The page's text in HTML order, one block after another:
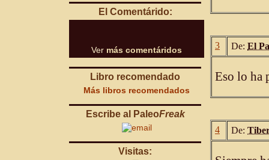
El Comentárido:
Ver más comentáridos
Libro recomendado
Más libros recomendados
Escribe al PaleoFreak
Visitas:
3 De: El
Eso lo ha
4 De: